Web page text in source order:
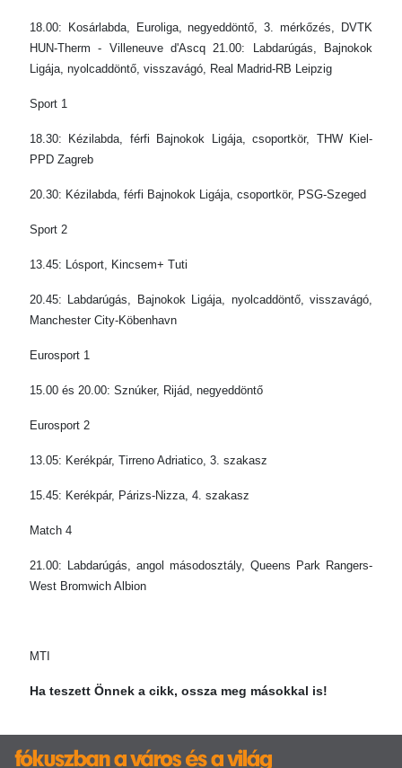
18.00: Kosárlabda, Euroliga, negyeddöntő, 3. mérkőzés, DVTK
HUN-Therm - Villeneuve d'Ascq 21.00: Labdarúgás, Bajnokok
Ligája, nyolcaddöntő, visszavágó, Real Madrid-RB Leipzig
Sport 1
18.30: Kézilabda, férfi Bajnokok Ligája, csoportkör, THW Kiel-
PPD Zagreb
20.30: Kézilabda, férfi Bajnokok Ligája, csoportkör, PSG-Szeged
Sport 2
13.45: Lósport, Kincsem+ Tuti
20.45: Labdarúgás, Bajnokok Ligája, nyolcaddöntő, visszavágó,
Manchester City-Köbenhavn
Eurosport 1
15.00 és 20.00: Sznúker, Rijád, negyeddöntő
Eurosport 2
13.05: Kerékpár, Tirreno Adriatico, 3. szakasz
15.45: Kerékpár, Párizs-Nizza, 4. szakasz
Match 4
21.00: Labdarúgás, angol másodosztály, Queens Park Rangers-
West Bromwich Albion
MTI
Ha teszett Önnek a cikk, ossza meg másokkal is!